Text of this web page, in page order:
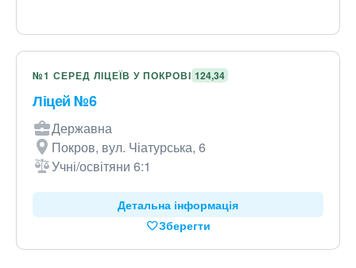
№1 СЕРЕД ЛІЦЕЇВ У ПОКРОВІ 124,34
Ліцей №6
Державна
Покров, вул. Чіатурська, 6
Учні/освітяни 6:1
Детальна інформація
Зберегти